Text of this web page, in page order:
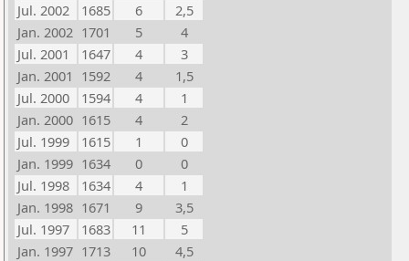
Jul. 2002
1685 6
2,5
Jan. 2002 1701 5
4
Jul. 2001
1647 4
3
Jan. 2001 1592 4
1,5
Jul. 2000
1594 4
1
Jan. 2000 1615 4
2
Jul. 1999
1615 1
0
Jan. 1999 1634 0
0
Jul. 1998
1634 4
1
Jan. 1998 1671 9
3,5
Jul. 1997
1683 11
5
Jan. 1997 1713 10
4,5